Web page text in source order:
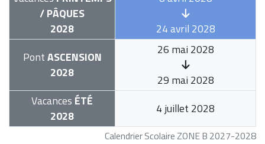
Calendrier Scolaire ZONE B 2027-2028
/ PÂQUES
2028
24 avril 2028
PontASCENSION
2028
26 mai 2028
29 mai 2028
Vacances ÉTÉ
2028
4 juillet 2028